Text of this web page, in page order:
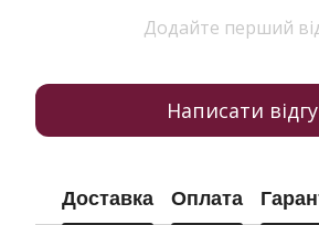
Додайте перший
Написати
Доставка Оплата